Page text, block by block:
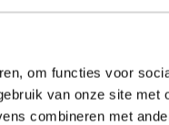
om functies voor
van onze site met
combineren met